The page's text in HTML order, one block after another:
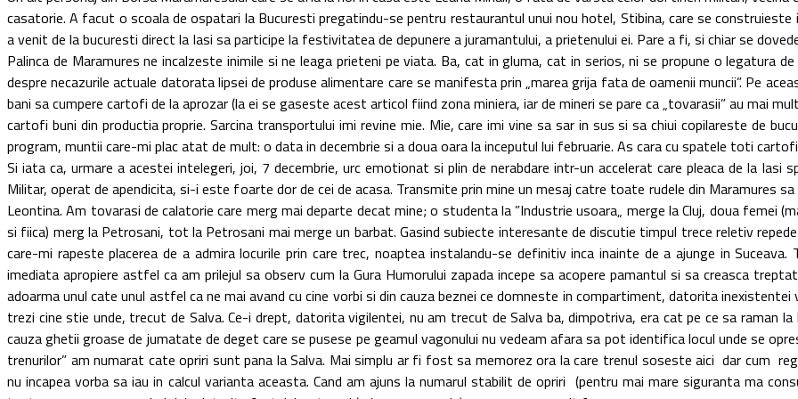
casatorie. A facut o scoala de ospatari la Bucuresti pregatindu-se pentru restaurantul unui nou hotel, Stibina, care se
a venit de la bucuresti direct la Iasi sa participe la festivitatea de depunere a juramantului, a prietenului ei. Pare a fi, si chiar se
Palinca de Maramures ne incalzeste inimile si ne leaga prieteni pe viata. Ba, cat in gluma, cat in serios, ni se propune o legatura
despre necazurile actuale datorata lipsei de produse alimentare care se manifesta prin „marea grija fata de oamenii muncii”. Pe
bani sa cumpere cartofi de la aprozar (la ei se gaseste acest articol fiind zona miniera, iar de mineri se pare ca „tovarasii” au mai
cartofi buni din productia proprie. Sarcina transportului imi revine mie. Mie, care imi vine sa sar in sus si sa chiui copilareste de
program, muntii care-mi plac atat de mult: o data in decembrie si a doua oara la inceputul lui februarie. As cara cu spatele toti
Si iata ca, urmare a acestei intelegeri, joi, 7 decembrie, urc emotionat si plin de nerabdare intr-un accelerat care pleaca de la
Militar, operat de apendicita, si-i este foarte dor de cei de acasa. Transmite prin mine un mesaj catre toate rudele din Maramures
Leontina. Am tovarasi de calatorie care merg mai departe decat mine; o studenta la ”Industrie usoara„ merge la Cluj, doua femei
si fiica) merg la Petrosani, tot la Petrosani mai merge un barbat. Gasind subiecte interesante de discutie timpul trece reletiv
care-mi rapeste placerea de a admira locurile prin care trec, noaptea instalandu-se definitiv inca inainte de a ajunge in
imediata apropiere astfel ca am prilejul sa observ cum la Gura Humorului zapada incepe sa acopere pamantul si sa creasca
adoarma unul cate unul astfel ca ne mai avand cu cine vorbi si din cauza beznei ce domneste in compartiment, datorita
trezi cine stie unde, trecut de Salva. Ce-i drept, datorita vigilentei, nu am trecut de Salva ba, dimpotriva, era cat pe ce sa raman
cauza ghetii groase de jumatate de deget care se pusese pe geamul vagonului nu vedeam afara sa pot identifica locul unde se
trenurilor” am numarat cate opriri sunt pana la Salva. Mai simplu ar fi fost sa memorez ora la care trenul soseste aici dar cum
nu incapea vorba sa iau in calcul varianta aceasta. Cand am ajuns la numarul stabilit de opriri (pentru mai mare siguranta ma